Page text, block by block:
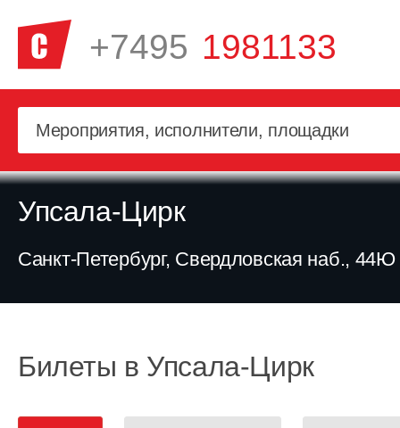
+7495 1981133
Упсала-Цирк
Санкт-Петербург, Свердловская наб., 44Ю
Билеты в Упсала-Цирк